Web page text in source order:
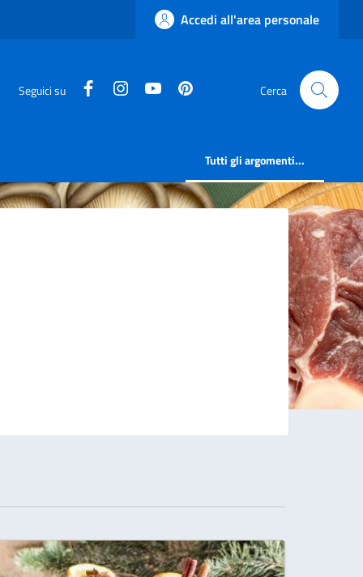
Accedi all'area personale
Seguici su facebookinstagramcanale youtube Cerca
Tutti gli argomenti...